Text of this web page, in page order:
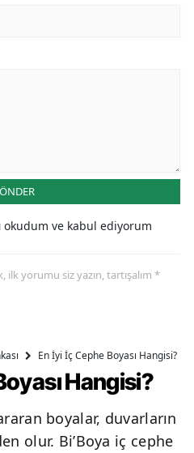
okudum ve kabul ediyorum
yorumu siz yazın, tartışalım *
En İyi İç Cephe Boyası Hangisi?
Hangisi?
boyalar, duvarların
olur. Bi’Boya iç cephe